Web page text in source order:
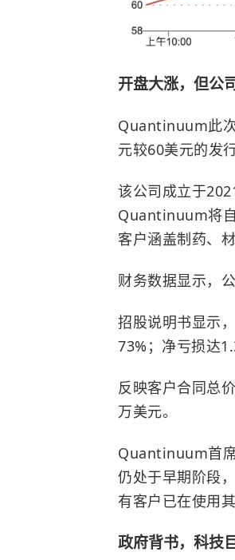
开盘大涨，但公
Quantinuum此
元较60美元的发
该公司成立于
Quantinuum将
客户涵盖制药、
财务数据显示，
招股说明书显示
73%；净亏损达
反映客户合同总
万美元。
Quantinuum首
仍处于早期阶段
有客户已在使用
政府背书，科技